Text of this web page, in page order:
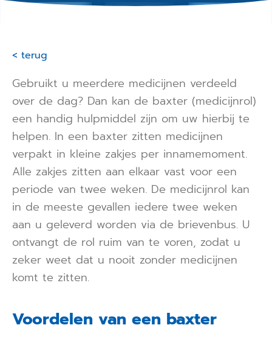
< terug
Gebruikt u meerdere medicijnen verdeeld
over de dag? Dan kan de baxter (medicijnrol)
een handig hulpmiddel zijn om uw hierbij te
helpen. In een baxter zitten medicijnen
verpakt in kleine zakjes per innamemoment.
Alle zakjes zitten aan elkaar vast voor een
periode van twee weken. De medicijnrol kan
in de meeste gevallen iedere twee weken
aan u geleverd worden via de brievenbus. U
ontvangt de rol ruim van te voren, zodat u
zeker weet dat u nooit zonder medicijnen
komt te zitten.
Voordelen van een baxter